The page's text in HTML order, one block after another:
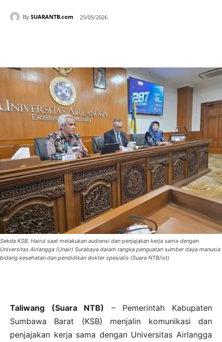
By SUARANTB.com 25/05/2026
Sekda KSB, Hairul saat melakukan audiensi dan penjajakan kerja sama dengan
Universitas Airlangga (Unair) Surabaya dalam rangka penguatan sumber daya manusia
bidang kesehatan dan pendidikan dokter spesialis (Suara NTB/ist)
Taliwang (Suara NTB)
– Pemerintah Kabupaten
Sumbawa Barat (KSB) menjalin komunikasi dan
penjajakan kerja sama dengan Universitas Airlangga